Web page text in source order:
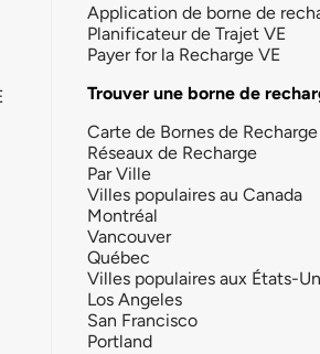
Application de borne de
Planificateur de Trajet VE
Payer for la Recharge VE
Trouver une borne de
Carte de Bornes de Recharge
Réseaux de Recharge
Par Ville
Villes populaires au Canada
Montréal
Vancouver
Québec
Villes populaires aux États-
Los Angeles
San Francisco
Portland